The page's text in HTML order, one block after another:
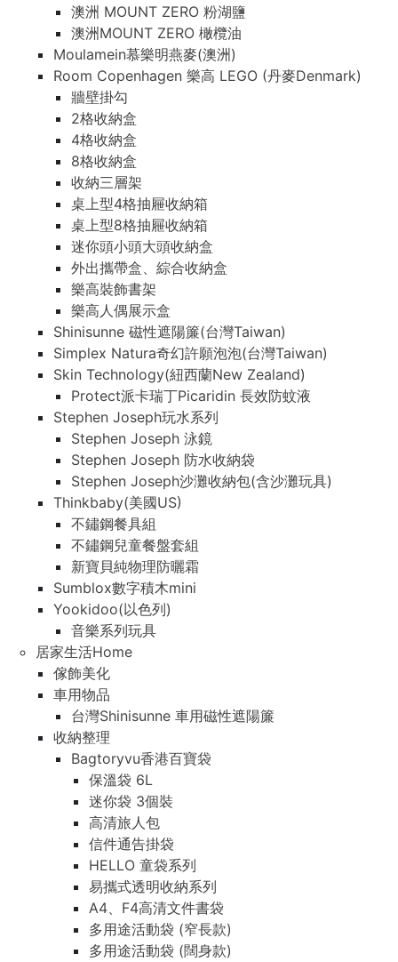
澳洲 MOUNT ZERO 粉湖鹽
澳洲MOUNT ZERO 橄欖油
Moulamein慕樂明燕麥(澳洲)
Room Copenhagen 樂高 LEGO (丹麥Denmark)
牆壁掛勾
2格收納盒
4格收納盒
8格收納盒
收納三層架
桌上型4格抽屜收納箱
桌上型8格抽屜收納箱
迷你頭小頭大頭收納盒
外出攜帶盒、綜合收納盒
樂高裝飾書架
樂高人偶展示盒
Shinisunne 磁性遮陽簾(台灣Taiwan)
Simplex Natura奇幻許願泡泡(台灣Taiwan)
Skin Technology(紐西蘭New Zealand)
Protect派卡瑞丁Picaridin 長效防蚊液
Stephen Joseph玩水系列
Stephen Joseph 泳鏡
Stephen Joseph 防水收納袋
Stephen Joseph沙灘收納包(含沙灘玩具)
Thinkbaby(美國US)
不鏽鋼餐具組
不鏽鋼兒童餐盤套組
新寶貝純物理防曬霜
Sumblox數字積木mini
Yookidoo(以色列)
音樂系列玩具
居家生活Home
傢飾美化
車用物品
台灣Shinisunne 車用磁性遮陽簾
收納整理
Bagtoryvu香港百寶袋
保溫袋 6L
迷你袋 3個裝
高清旅人包
信件通告掛袋
HELLO 童袋系列
易攜式透明收納系列
A4、F4高清文件書袋
多用途活動袋 (窄長款)
多用途活動袋 (闊身款)